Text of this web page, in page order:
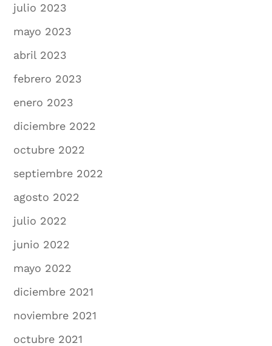
julio 2023
mayo 2023
abril 2023
febrero 2023
enero 2023
diciembre 2022
octubre 2022
septiembre 2022
agosto 2022
julio 2022
junio 2022
mayo 2022
diciembre 2021
noviembre 2021
octubre 2021